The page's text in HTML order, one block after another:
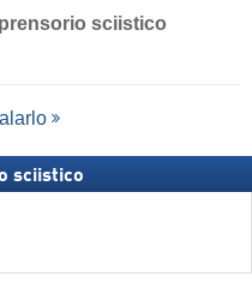
sciistico
sciistico